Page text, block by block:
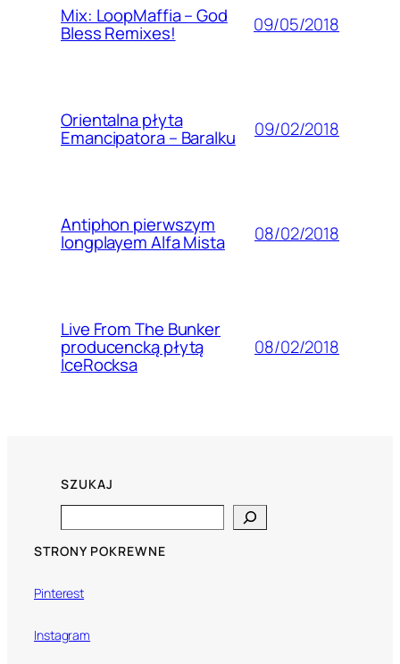
Mix: LoopMaffia – God
Bless Remixes! 09/05/2018
Orientalna płyta
Emancipatora – Baralku 09/02/2018
Antiphon pierwszym
longplayem Alfa Mista 08/02/2018
Live From The Bunker
producencką płytą
IceRocksa
08/02/2018
SZUKAJ
STRONY POKREWNE
Pinterest
Instagram